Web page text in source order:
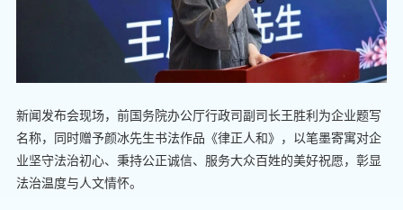
新闻发布会现场，前国务院办公厅行政司副司长王胜利为企业题写
名称，同时赠予颜冰先生书法作品《律正人和》，以笔墨寄寓对企
业坚守法治初心、秉持公正诚信、服务大众百姓的美好祝愿，彰显
法治温度与人文情怀。